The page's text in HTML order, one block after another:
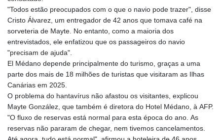
"Todos estão preocupados com o que o navio pode trazer", disse
Cristo Álvarez, um entregador de 42 anos que tomava café na
sorveteria de Mayte. No entanto, como a maioria dos
entrevistados, ele enfatizou que os passageiros do navio
"precisam de ajuda".
El Médano depende principalmente do turismo, graças a uma
parte dos mais de 18 milhões de turistas que visitaram as Ilhas
Canárias em 2025.
O problema do hantavírus não afastou os visitantes, explicou
Mayte González, que também é diretora do Hotel Médano, à AFP.
"O fluxo de reservas está normal para esta época do ano. As
reservas não pararam de chegar, nem tivemos cancelamentos.